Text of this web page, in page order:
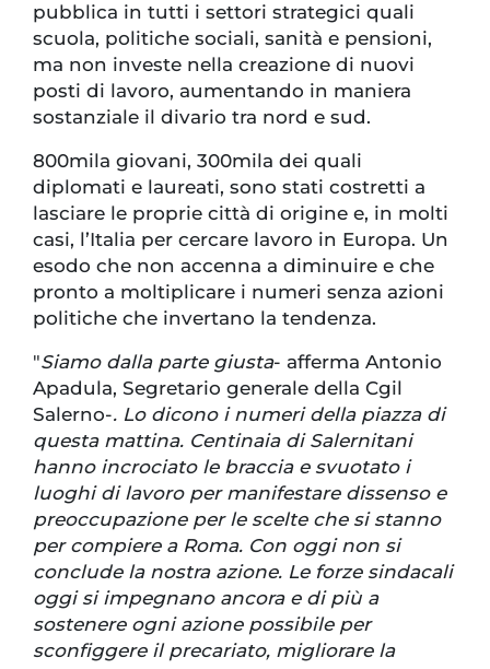
pubblica in tutti i settori strategici quali
scuola, politiche sociali, sanità e pensioni,
ma non investe nella creazione di nuovi
posti di lavoro, aumentando in maniera
sostanziale il divario tra nord e sud.
800mila giovani, 300mila dei quali
diplomati e laureati, sono stati costretti a
lasciare le proprie città di origine e, in molti
casi, l’Italia per cercare lavoro in Europa. Un
esodo che non accenna a diminuire e che
pronto a moltiplicare i numeri senza azioni
politiche che invertano la tendenza.
"Siamo dalla parte giusta- afferma Antonio
Apadula, Segretario generale della Cgil
Salerno-. Lo dicono i numeri della piazza di
questa mattina. Centinaia di Salernitani
hanno incrociato le braccia e svuotato i
luoghi di lavoro per manifestare dissenso e
preoccupazione per le scelte che si stanno
per compiere a Roma. Con oggi non si
conclude la nostra azione. Le forze sindacali
oggi si impegnano ancora e di più a
sostenere ogni azione possibile per
sconfiggere il precariato, migliorare la